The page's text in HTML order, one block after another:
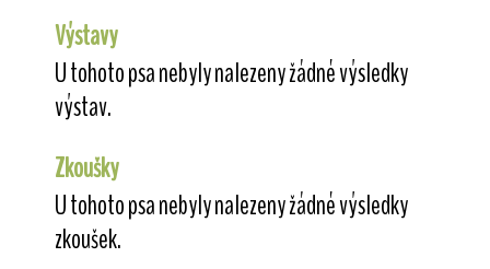
Výstavy
U tohoto psa nebyly nalezeny žádné výsledky
výstav.
Zkoušky
U tohoto psa nebyly nalezeny žádné výsledky
zkoušek.